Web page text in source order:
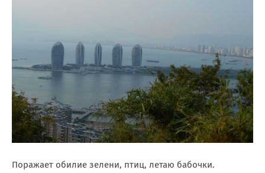
Поражает обилие зелени, птиц, летаю бабочки.